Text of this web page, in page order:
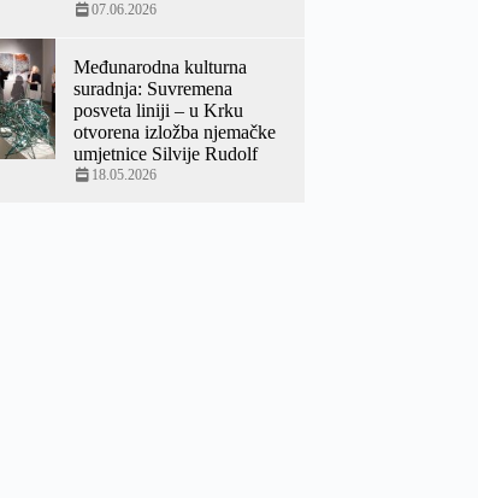
07.06.2026
Međunarodna kulturna
suradnja: Suvremena
posveta liniji – u Krku
otvorena izložba njemačke
umjetnice Silvije Rudolf
18.05.2026